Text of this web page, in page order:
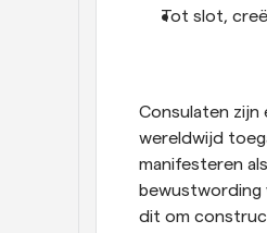
Tot slot,
Consulaten
wereldwijd
manifesteren
bewustwording
dit om